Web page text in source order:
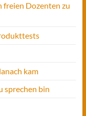
freien Dozenten zu
kam
sprechen bin